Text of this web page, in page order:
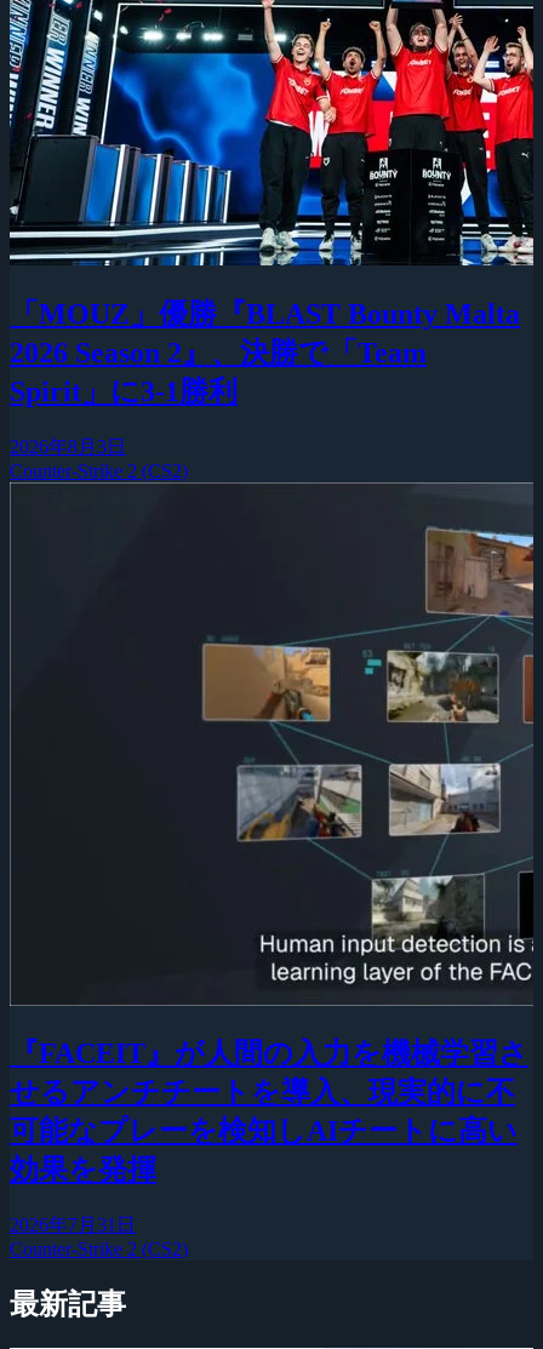
「MOUZ」優勝『BLAST Bounty Malta
2026 Season 2』、決勝で「Team
Spirit」に3-1勝利
2026年8月3日
Counter-Strike 2 (CS2)
『FACEIT』が人間の入力を機械学習さ
せるアンチチートを導入、現実的に不
可能なプレーを検知しAIチートに高い
効果を発揮
2026年7月31日
Counter-Strike 2 (CS2)
最新記事